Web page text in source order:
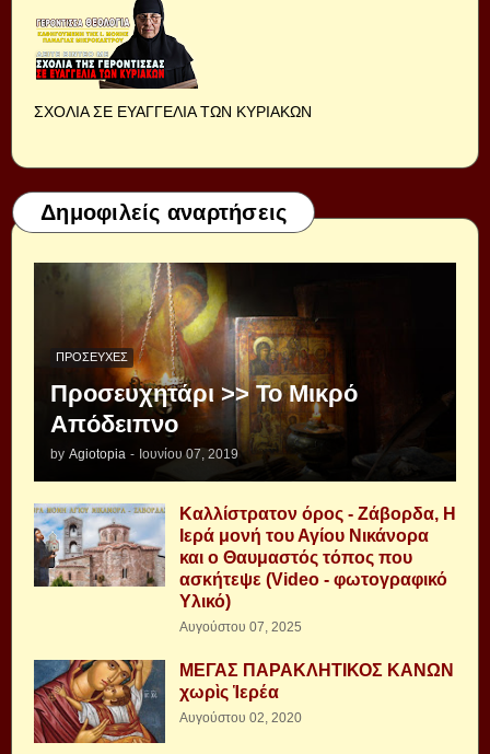
ΣΧΟΛΙΑ ΣΕ ΕΥΑΓΓΕΛΙΑ ΤΩΝ ΚΥΡΙΑΚΩΝ
Δημοφιλείς αναρτήσεις
ΠΡΟΣΕΥΧΈΣ
Προσευχητάρι >> Το Μικρό
Απόδειπνο
by Agiotopia - Ιουνίου 07, 2019
Καλλίστρατον όρος - Ζάβορδα, Η
Ιερά μονή του Αγίου Νικάνορα
και ο Θαυμαστός τόπος που
ασκήτεψε (Video - φωτογραφικό
Υλικό)
Αυγούστου 07, 2025
ΜΕΓΑΣ ΠΑΡΑΚΛΗΤΙΚΟΣ ΚΑΝΩΝ
χωρὶς Ἱερέα
Αυγούστου 02, 2020